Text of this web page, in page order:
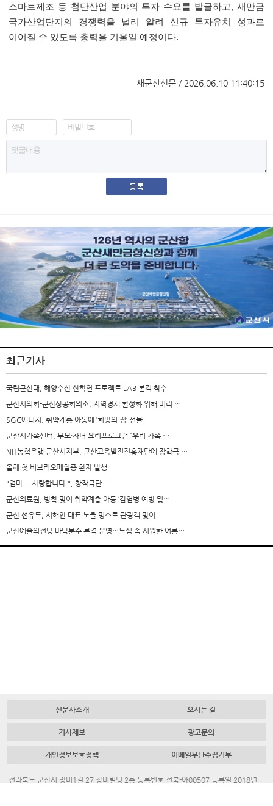
스마트제조 등 첨단산업 분야의 투자 수요를 발굴하고,새만금
국가산업단지의 경쟁력을 널리 알려 신규 투자유치 성과로
이어질 수 있도록 총력을 기울일 예정이다.
새군산신문 / 2026.06.10 11:40:15
최근기사
국립군산대, 해양수산 산학연 프로젝트 LAB 본격 착수
군산시의회-군산상공회의소, 지역경제 활성화 위해 머리 …
SGC에너지, 취약계층 아동에 ‘희망의 집’ 선물
군산시가족센터, 부모·자녀 요리프로그램 “우리 가족 …
NH농협은행 군산시지부, 군산교육발전진흥재단에 장학금 …
올해 첫 비브리오패혈증 환자 발생
"엄마... 사랑합니다.", 창작극단…
군산의료원, 방학 맞이 취약계층 아동 ‘감염병 예방 및…
군산 선유도, 서해안 대표 노을 명소로 관광객 맞이
군산예술의전당 바닥분수 본격 운영…도심 속 시원한 여름…
신문사소개 오시는 길
기사제보 광고문의
개인정보보호정책 이메일무단수집거부
전라북도 군산시 장미1길 27 장미빌딩 2층 등록번호 전북-아00507 등록일 2018년